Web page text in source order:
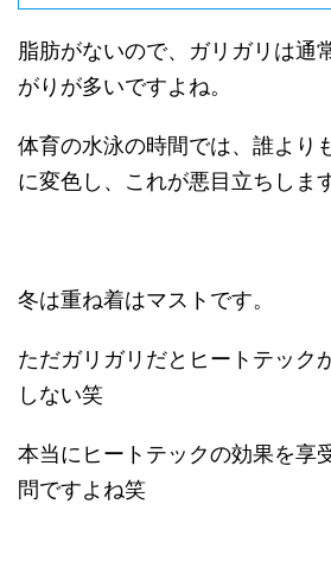
脂肪がないので、ガリガリは通
がりが多いですよね。
体育の水泳の時間では、誰より
に変色し、これが悪目立ちしま
冬は重ね着はマストです。
ただガリガリだとヒートテック
しない笑
本当にヒートテックの効果を享
問ですよね笑